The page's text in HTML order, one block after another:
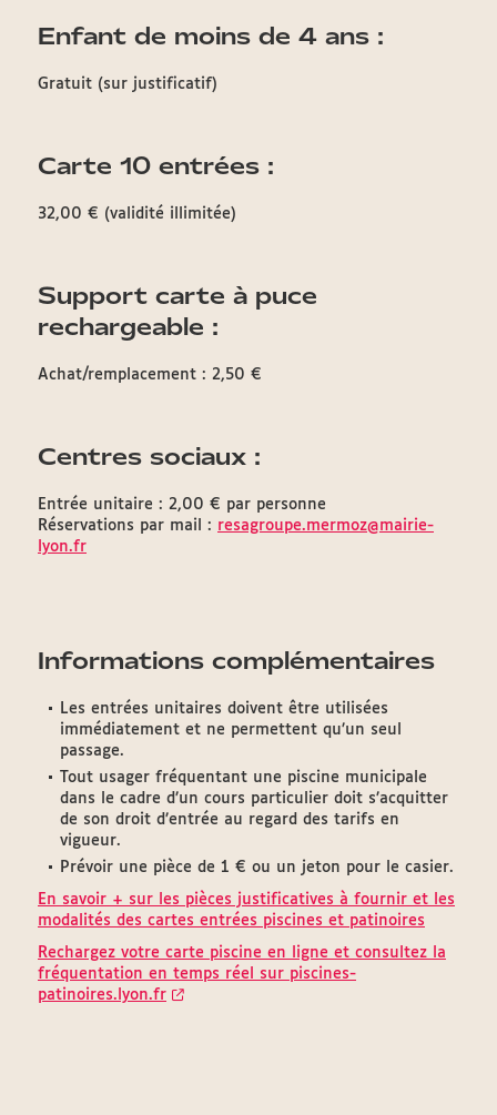
Enfant de moins de 4 ans :
Gratuit (sur justificatif)
Carte 10 entrées :
32,00 € (validité illimitée)
Support carte à puce
rechargeable :
Achat/remplacement : 2,50 €
Centres sociaux :
Entrée unitaire : 2,00 € par personne
Réservations par mail : resagroupe.mermoz@mairie-
lyon.fr
Informations complémentaires
Les entrées unitaires doivent être utilisées
immédiatement et ne permettent qu’un seul
passage.
Tout usager fréquentant une piscine municipale
dans le cadre d’un cours particulier doit s’acquitter
de son droit d’entrée au regard des tarifs en
vigueur.
Prévoir une pièce de 1 € ou un jeton pour le casier.
En savoir + sur les pièces justificatives à fournir et les
modalités des cartes entrées piscines et patinoires
Rechargez votre carte piscine en ligne et consultez la
fréquentation en temps réel sur piscines-
patinoires.lyon.fr